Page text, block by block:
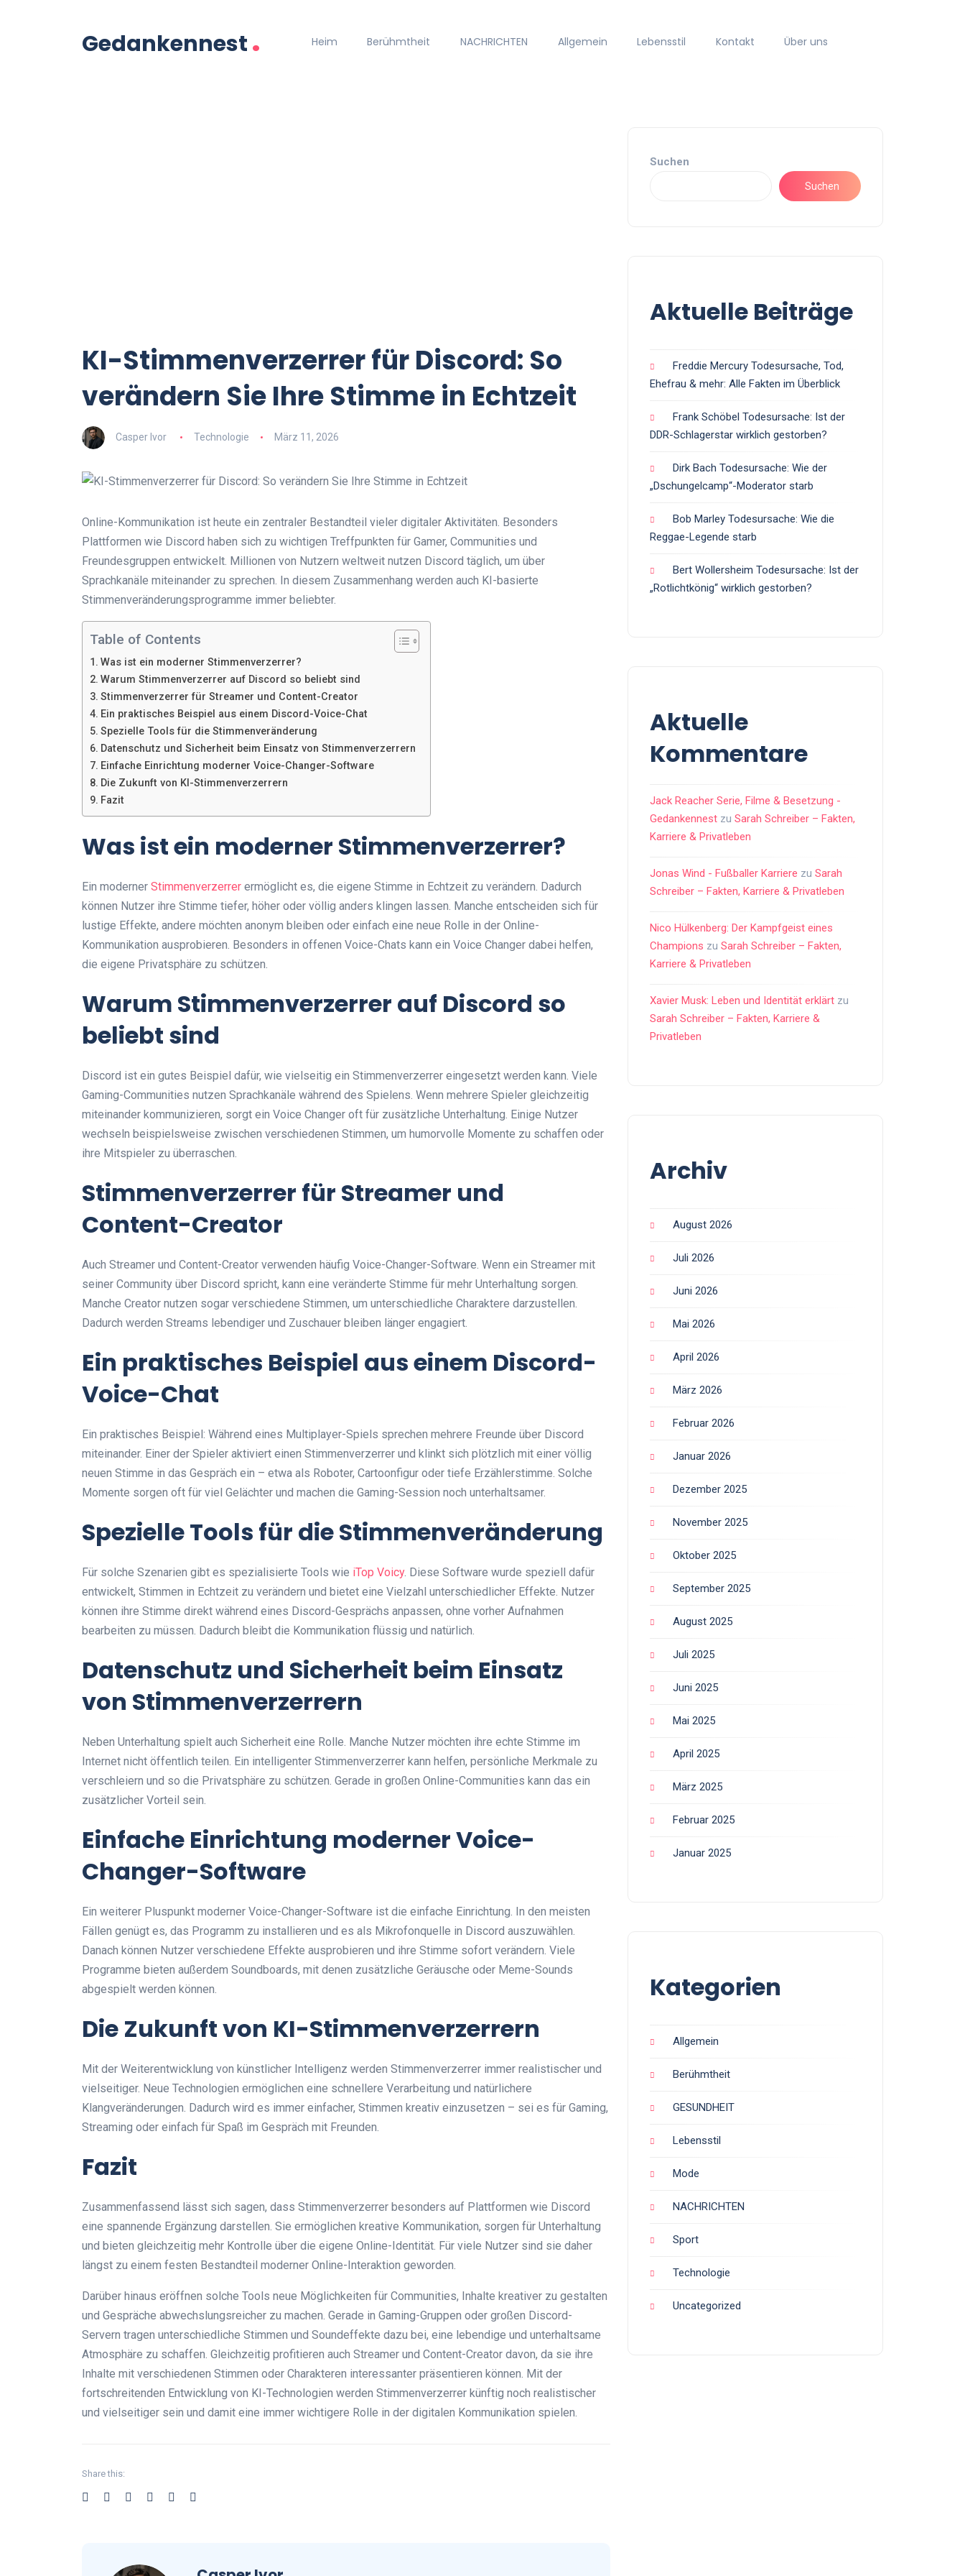
Gedankennest. Heim Berühmtheit NACHRICHTEN Allgemein Lebensstil Kontakt Über uns
KI-Stimmenverzerrer für Discord: So
verändern Sie Ihre Stimme in Echtzeit
Casper Ivor Technologie März 11, 2026
Online-Kommunikation ist heute ein zentraler Bestandteil vieler digitaler Aktivitäten. Besonders
Plattformen wie Discord haben sich zu wichtigen Treffpunkten für Gamer, Communities und
Freundesgruppen entwickelt. Millionen von Nutzern weltweit nutzen Discord täglich, um über
Sprachkanäle miteinander zu sprechen. In diesem Zusammenhang werden auch KI-basierte
Stimmenveränderungsprogramme immer beliebter.
Table of Contents
Was ist ein moderner Stimmenverzerrer?
Warum Stimmenverzerrer auf Discord so beliebt sind
Stimmenverzerrer für Streamer und Content-Creator
Ein praktisches Beispiel aus einem Discord-Voice-Chat
Spezielle Tools für die Stimmenveränderung
Datenschutz und Sicherheit beim Einsatz von Stimmenverzerrern
Einfache Einrichtung moderner Voice-Changer-Software
Die Zukunft von KI-Stimmenverzerrern
Fazit
Was ist ein moderner Stimmenverzerrer?
Ein moderner Stimmenverzerrer ermöglicht es, die eigene Stimme in Echtzeit zu verändern. Dadurch
können Nutzer ihre Stimme tiefer, höher oder völlig anders klingen lassen. Manche entscheiden sich für
lustige Effekte, andere möchten anonym bleiben oder einfach eine neue Rolle in der Online-
Kommunikation ausprobieren. Besonders in offenen Voice-Chats kann ein Voice Changer dabei helfen,
die eigene Privatsphäre zu schützen.
Warum Stimmenverzerrer auf Discord so
beliebt sind
Discord ist ein gutes Beispiel dafür, wie vielseitig ein Stimmenverzerrer eingesetzt werden kann. Viele
Gaming-Communities nutzen Sprachkanäle während des Spielens. Wenn mehrere Spieler gleichzeitig
miteinander kommunizieren, sorgt ein Voice Changer oft für zusätzliche Unterhaltung. Einige Nutzer
wechseln beispielsweise zwischen verschiedenen Stimmen, um humorvolle Momente zu schaffen oder
ihre Mitspieler zu überraschen.
Stimmenverzerrer für Streamer und
Content-Creator
Auch Streamer und Content-Creator verwenden häufig Voice-Changer-Software. Wenn ein Streamer mit
seiner Community über Discord spricht, kann eine veränderte Stimme für mehr Unterhaltung sorgen.
Manche Creator nutzen sogar verschiedene Stimmen, um unterschiedliche Charaktere darzustellen.
Dadurch werden Streams lebendiger und Zuschauer bleiben länger engagiert.
Ein praktisches Beispiel aus einem Discord-
Voice-Chat
Ein praktisches Beispiel: Während eines Multiplayer-Spiels sprechen mehrere Freunde über Discord
miteinander. Einer der Spieler aktiviert einen Stimmenverzerrer und klinkt sich plötzlich mit einer völlig
neuen Stimme in das Gespräch ein – etwa als Roboter, Cartoonfigur oder tiefe Erzählerstimme. Solche
Momente sorgen oft für viel Gelächter und machen die Gaming-Session noch unterhaltsamer.
Spezielle Tools für die Stimmenveränderung
Für solche Szenarien gibt es spezialisierte Tools wie iTop Voicy. Diese Software wurde speziell dafür
entwickelt, Stimmen in Echtzeit zu verändern und bietet eine Vielzahl unterschiedlicher Effekte. Nutzer
können ihre Stimme direkt während eines Discord-Gesprächs anpassen, ohne vorher Aufnahmen
bearbeiten zu müssen. Dadurch bleibt die Kommunikation flüssig und natürlich.
Datenschutz und Sicherheit beim Einsatz
von Stimmenverzerrern
Neben Unterhaltung spielt auch Sicherheit eine Rolle. Manche Nutzer möchten ihre echte Stimme im
Internet nicht öffentlich teilen. Ein intelligenter Stimmenverzerrer kann helfen, persönliche Merkmale zu
verschleiern und so die Privatsphäre zu schützen. Gerade in großen Online-Communities kann das ein
zusätzlicher Vorteil sein.
Einfache Einrichtung moderner Voice-
Changer-Software
Ein weiterer Pluspunkt moderner Voice-Changer-Software ist die einfache Einrichtung. In den meisten
Fällen genügt es, das Programm zu installieren und es als Mikrofonquelle in Discord auszuwählen.
Danach können Nutzer verschiedene Effekte ausprobieren und ihre Stimme sofort verändern. Viele
Programme bieten außerdem Soundboards, mit denen zusätzliche Geräusche oder Meme-Sounds
abgespielt werden können.
Die Zukunft von KI-Stimmenverzerrern
Mit der Weiterentwicklung von künstlicher Intelligenz werden Stimmenverzerrer immer realistischer und
vielseitiger. Neue Technologien ermöglichen eine schnellere Verarbeitung und natürlichere
Klangveränderungen. Dadurch wird es immer einfacher, Stimmen kreativ einzusetzen – sei es für Gaming,
Streaming oder einfach für Spaß im Gespräch mit Freunden.
Fazit
Zusammenfassend lässt sich sagen, dass Stimmenverzerrer besonders auf Plattformen wie Discord
eine spannende Ergänzung darstellen. Sie ermöglichen kreative Kommunikation, sorgen für Unterhaltung
und bieten gleichzeitig mehr Kontrolle über die eigene Online-Identität. Für viele Nutzer sind sie daher
längst zu einem festen Bestandteil moderner Online-Interaktion geworden.
Darüber hinaus eröffnen solche Tools neue Möglichkeiten für Communities, Inhalte kreativer zu gestalten
und Gespräche abwechslungsreicher zu machen. Gerade in Gaming-Gruppen oder großen Discord-
Servern tragen unterschiedliche Stimmen und Soundeffekte dazu bei, eine lebendige und unterhaltsame
Atmosphäre zu schaffen. Gleichzeitig profitieren auch Streamer und Content-Creator davon, da sie ihre
Inhalte mit verschiedenen Stimmen oder Charakteren interessanter präsentieren können. Mit der
fortschreitenden Entwicklung von KI-Technologien werden Stimmenverzerrer künftig noch realistischer
und vielseitiger sein und damit eine immer wichtigere Rolle in der digitalen Kommunikation spielen.
Share this:
Suchen
Suchen
Aktuelle Beiträge
Freddie Mercury Todesursache, Tod,
Ehefrau & mehr: Alle Fakten im Überblick
Frank Schöbel Todesursache: Ist der
DDR-Schlagerstar wirklich gestorben?
Dirk Bach Todesursache: Wie der
„Dschungelcamp“-Moderator starb
Bob Marley Todesursache: Wie die
Reggae-Legende starb
Bert Wollersheim Todesursache: Ist der
„Rotlichtkönig“ wirklich gestorben?
Aktuelle
Kommentare
Jack Reacher Serie, Filme & Besetzung -
Gedankennest zu Sarah Schreiber – Fakten,
Karriere & Privatleben
Jonas Wind - Fußballer Karriere zu Sarah
Schreiber – Fakten, Karriere & Privatleben
Nico Hülkenberg: Der Kampfgeist eines
Champions zu Sarah Schreiber – Fakten,
Karriere & Privatleben
Xavier Musk: Leben und Identität erklärt zu
Sarah Schreiber – Fakten, Karriere &
Privatleben
Archiv
August 2026
Juli 2026
Juni 2026
Mai 2026
April 2026
März 2026
Februar 2026
Januar 2026
Dezember 2025
November 2025
Oktober 2025
September 2025
August 2025
Juli 2025
Juni 2025
Mai 2025
April 2025
März 2025
Februar 2025
Januar 2025
Kategorien
Allgemein
Berühmtheit
GESUNDHEIT
Lebensstil
Mode
NACHRICHTEN
Sport
Technologie
Uncategorized